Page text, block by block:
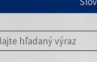
NA NOVEJ KARTE
NA NOVEJ KARTE
OTVORÍ NA NOVEJ KARTE